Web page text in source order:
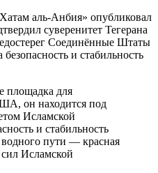
аль‑Анбия» опубликовал
суверенитет Тегерана
Соединённые Штаты
и стабильность
площадка для
он находится под
Исламской
и стабильность
пути — красная
Исламской